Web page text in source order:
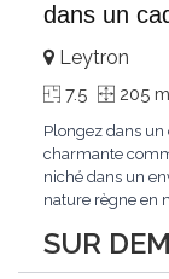
dans un
SUR
Leytron
7.5 205 m
Plongez dans
charmante
niché dans un
nature règne en
par ses finitions
Le bois de